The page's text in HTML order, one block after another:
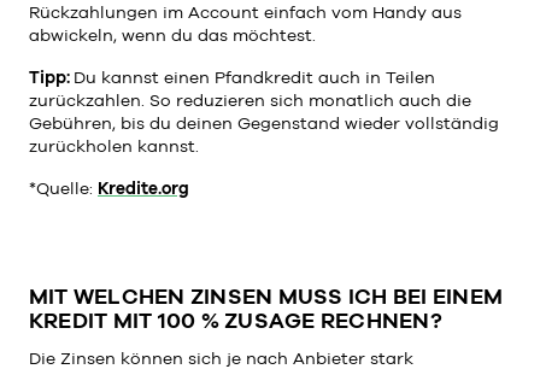
Rückzahlungen im Account einfach vom Handy aus
abwickeln, wenn du das möchtest.
Tipp: Du kannst einen Pfandkredit auch in Teilen
zurückzahlen. So reduzieren sich monatlich auch die
Gebühren, bis du deinen Gegenstand wieder vollständig
zurückholen kannst.
*Quelle: Kredite.org
MIT WELCHEN ZINSEN MUSS ICH BEI EINEM
KREDIT MIT 100 % ZUSAGE RECHNEN?
Die Zinsen können sich je nach Anbieter stark